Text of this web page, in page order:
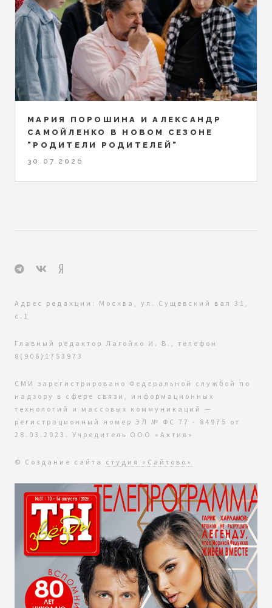
МАРИЯ ПОРОШИНА И АЛЕКСАНДР
САМОЙЛЕНКО В НОВОМ СЕЗОНЕ
"РОДИТЕЛИ РОДИТЕЛЕЙ"
30.07.2026
Адрес редакции: Москва, ул. Сущевский вал 31,
с.1
Главный редактор Лагойко И. В., телефон
8(906)1753973
СМИ зарегистрировано Федеральной службой по
надзору в сфере связи, информационных
технологий и массовых коммуникаций —
регистрационный номер ЭЛ № ФС 77 - 84975 от
28.03.2023. Учредитель ООО «Актив»
© Создание сайта студия «Сайтово»